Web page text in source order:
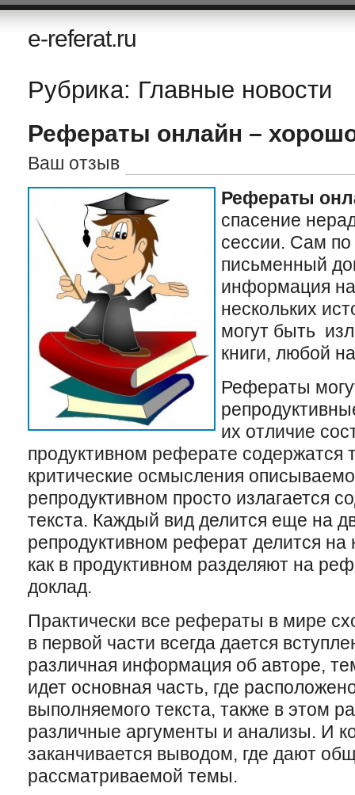
e-referat.ru
Рубрика: Главные новости
Рефераты онлайн –
Ваш отзыв
Рефераты
спасение
сессии. Сам
письменный
информация
нескольких
могут быть
книги, любой
Рефераты
их отличие
продуктивном реферате содержатся
критические осмысления
репродуктивном просто излагается
текста. Каждый вид делится еще на
репродуктивном реферат делится на
как в продуктивном разделяют на
доклад.
Практически все рефераты в мире
в первой части всегда дается
различная информация об авторе,
идет основная часть, где
выполняемого текста, также в этом
различные аргументы и анализы. И
заканчивается выводом, где дают
рассматриваемой темы.